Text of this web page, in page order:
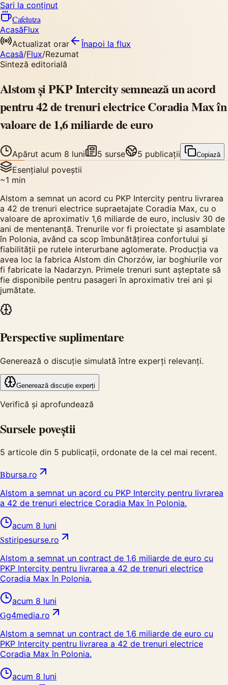
Sari la conținut
Cafelutza
AcasăFlux
Actualizat orar
Înapoi la flux
Acasă/Flux/Rezumat
Sinteză editorială
Alstom și PKP Intercity semnează un acord
pentru 42 de trenuri electrice Coradia Max în
valoare de 1,6 miliarde de euro
Apărut acum 8 luni 5 surse 5 publicații Copiază
Esențialul poveștii
~1 min
Alstom a semnat un acord cu PKP Intercity pentru livrarea
a 42 de trenuri electrice supraetajate Coradia Max, cu o
valoare de aproximativ 1,6 miliarde de euro, inclusiv 30 de
ani de mentenanță. Trenurile vor fi proiectate și asamblate
în Polonia, având ca scop îmbunătățirea confortului și
fiabilității pe rutele interurbane aglomerate. Producția va
avea loc la fabrica Alstom din Chorzów, iar boghiurile vor
fi fabricate la Nadarzyn. Primele trenuri sunt așteptate să
fie disponibile pentru pasageri în aproximativ trei ani și
jumătate.
Perspective suplimentare
Generează o discuție simulată între experți relevanți.
Generează discuție experți
Verifică și aprofundează
Sursele poveștii
5 articole din 5 publicații, ordonate de la cel mai recent.
Bbursa.ro
Alstom a semnat un acord cu PKP Intercity pentru livrarea
a 42 de trenuri electrice Coradia Max în Polonia.
acum 8 luni
Sstiripesurse.ro
Alstom a semnat un contract de 1,6 miliarde de euro cu
PKP Intercity pentru livrarea a 42 de trenuri electrice
Coradia Max în Polonia.
acum 8 luni
Gg4media.ro
Alstom a semnat un contract de 1,6 miliarde de euro cu
PKP Intercity pentru livrarea a 42 de trenuri electrice
Coradia Max în Polonia.
acum 8 luni